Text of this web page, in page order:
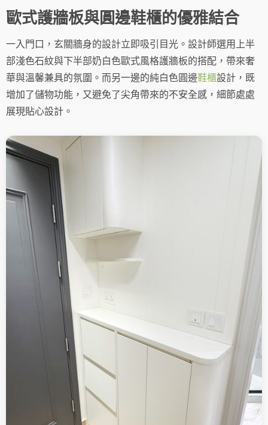
歐式護牆板與圓邊鞋櫃的優雅結合
一入門口，玄關牆身的設計立即吸引目光。設計師選用上半
部淺色石紋與下半部奶白色歐式風格護牆板的搭配，帶來奢
華與溫馨兼具的氛圍。而另一邊的純白色圓邊鞋櫃設計，既
增加了儲物功能，又避免了尖角帶來的不安全感，細節處處
展現貼心設計。